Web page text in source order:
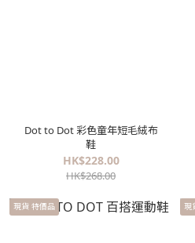
Dot to Dot 彩色童年短毛絨布
鞋
HK$228.00
HK$268.00
現貨 特價品 現